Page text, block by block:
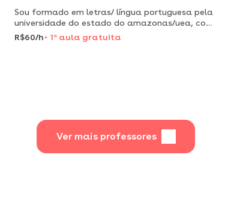
Sou formado em letras/ língua portuguesa pela
universidade do estado do amazonas/uea, com
aptidão em escrita acadêmica, gramática e
literatura brasileira.
R$60/h 1 a aula gratuita
Ver mais professores